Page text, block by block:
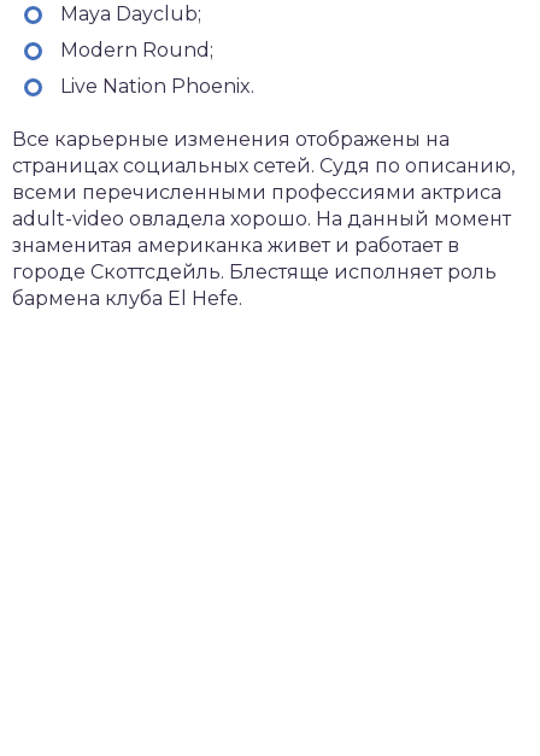
Maya Dayclub;
Modern Round;
Live Nation Phoenix.
Все карьерные изменения отображены на
страницах социальных сетей. Судя по описанию,
всеми перечисленными профессиями актриса
adult-video овладела хорошо. На данный момент
знаменитая американка живет и работает в
городе Скоттсдейль. Блестяще исполняет роль
бармена клуба El Hefe.